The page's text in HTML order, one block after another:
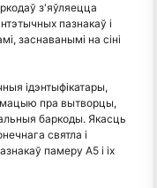
з'яўляецца
пазнакаў і
заснаванымі на сіні
ідэнтыфікатары,
пра вытворцы,
баркоды. Якасць
святла і
памеру A5 і іх